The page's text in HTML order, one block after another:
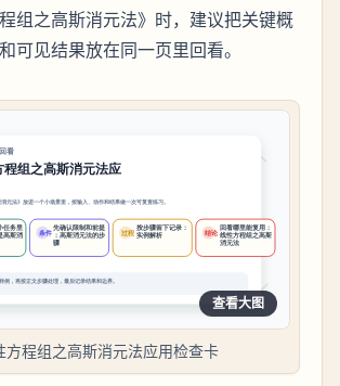
组之高斯消元法》时，建议把关键概
可见结果放在同一页里回看。
查看大图
方程组之高斯消元法应用检查卡